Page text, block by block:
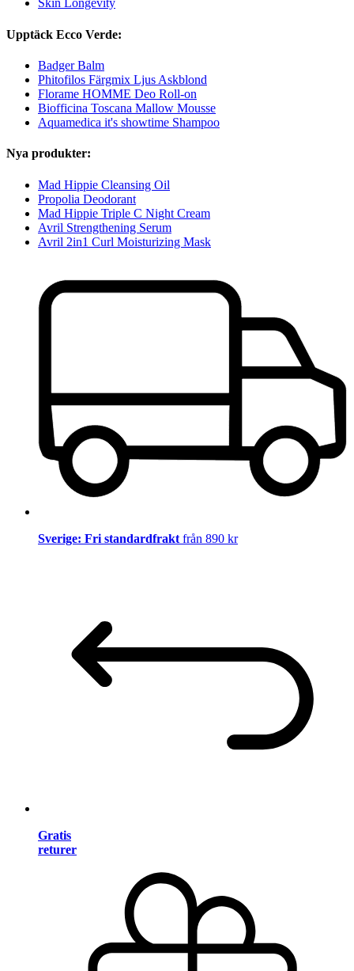
Skin Longevity
Upptäck Ecco Verde:
Badger Balm
Phitofilos Färgmix Ljus Askblond
Florame HOMME Deo Roll-on
Biofficina Toscana Mallow Mousse
Aquamedica it's showtime Shampoo
Nya produkter:
Mad Hippie Cleansing Oil
Propolia Deodorant
Mad Hippie Triple C Night Cream
Avril Strengthening Serum
Avril 2in1 Curl Moisturizing Mask
Sverige: Fri standardfrakt från 890 kr
Gratis
returer